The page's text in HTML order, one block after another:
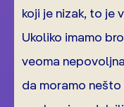
koji je nizak, to je
Ukoliko imamo
veoma
da moramo